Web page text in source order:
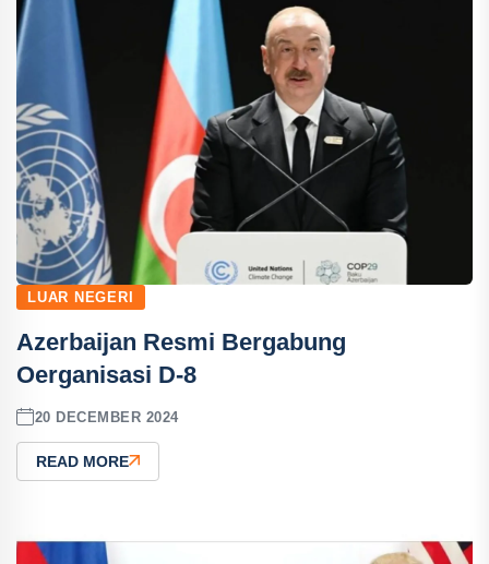
LUAR NEGERI
Azerbaijan Resmi Bergabung
Oerganisasi D-8
20 DECEMBER 2024
READ MORE